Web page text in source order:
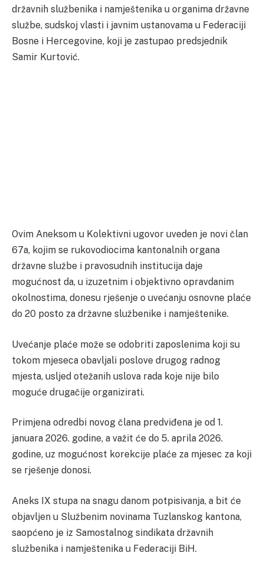
državnih službenika i namještenika u organima državne
službe, sudskoj vlasti i javnim ustanovama u Federaciji
Bosne i Hercegovine, koji je zastupao predsjednik
Samir Kurtović.
Ovim Aneksom u Kolektivni ugovor uveden je novi član
67a, kojim se rukovodiocima kantonalnih organa
državne službe i pravosudnih institucija daje
mogućnost da, u izuzetnim i objektivno opravdanim
okolnostima, donesu rješenje o uvećanju osnovne plaće
do 20 posto za državne službenike i namještenike.
Uvećanje plaće može se odobriti zaposlenima koji su
tokom mjeseca obavljali poslove drugog radnog
mjesta, usljed otežanih uslova rada koje nije bilo
moguće drugačije organizirati.
Primjena odredbi novog člana predviđena je od 1.
januara 2026. godine, a važit će do 5. aprila 2026.
godine, uz mogućnost korekcije plaće za mjesec za koji
se rješenje donosi.
Aneks IX stupa na snagu danom potpisivanja, a bit će
objavljen u Službenim novinama Tuzlanskog kantona,
saopćeno je iz Samostalnog sindikata državnih
službenika i namještenika u Federaciji BiH.